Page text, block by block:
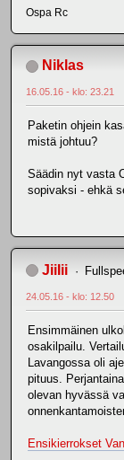
Ospa Rc
Niklas
16.05.16 - klo: 23.21
Paketin ohjein
mistä johtuu?
Säädin nyt vasta
sopivaksi - ehkä
JiiIii
24.05.16 - klo: 12.50
Ensimmäinen
osakilpailu.
Lavangossa oli
pituus.
olevan hyvässä
Ensikierrokset